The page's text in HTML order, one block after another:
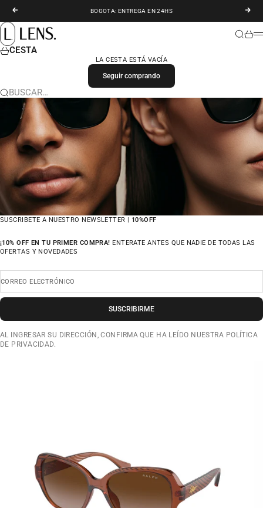
ANTERIOR
BOGOTA: ENTREGA EN 24HS
LENS. COLOMBIA
BUSCAR
CESTA
LA CESTA ESTÁ VACÍA
Seguir comprando
BUSCAR…
SUSCRIBETE A NUESTRO NEWSLETTER | 10%OFF
¡10% OFF EN TU PRIMER COMPRA! ENTERATE ANTES QUE NADIE DE TODAS LAS
OFERTAS Y NOVEDADES
CORREO ELECTRÓNICO
SUSCRIBIRME
AL INGRESAR SU DIRECCIÓN, CONFIRMA QUE HA LEÍDO NUESTRA POLÍTICA
DE PRIVACIDAD.